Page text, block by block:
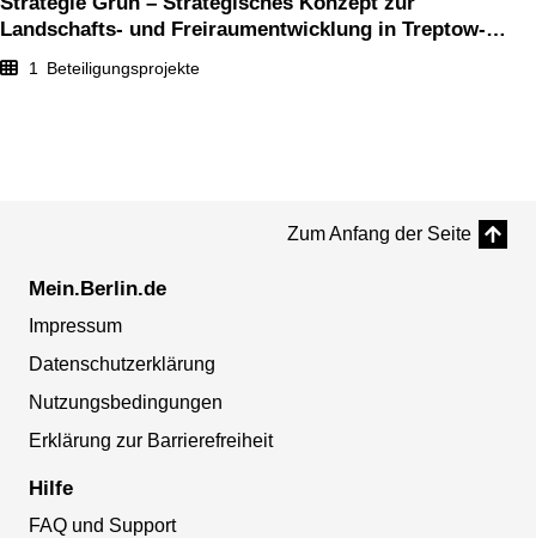
Landschafts- und Freiraumentwicklung in Treptow-
Köpenick
1 Beteiligungsprojekte
Zum Anfang der Seite
Mein.Berlin.de
Impressum
Datenschutzerklärung
Nutzungsbedingungen
Erklärung zur Barrierefreiheit
Hilfe
FAQ und Support